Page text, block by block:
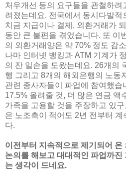
처우개선 등의 요구들을 관철하
려졌는데요. 전국에서 동시다발적
치금 지급이나 결제, 외환거래가
동안 큰 불편을 겪었습니다. 또 이
의 외환거래양은 약 70% 정도 감
나마 인터넷 뱅킹과 ATM 기계가
의 잔 일손을 도왔는데요. 26개의
행 그리고 8개의 해외은행의 노동
관련 종사자들이 파업에 참여했습
17.5% 올려줄 것, 더 많은 연금 액
가족을 고용할 것을 주장하고 있
은 노조측이 적어도 2년 전부터 계
다.
이전부터 지속적으로 제기되어 온
논의를 해보고 대대적인 파업까진
는 생각이 드네요.